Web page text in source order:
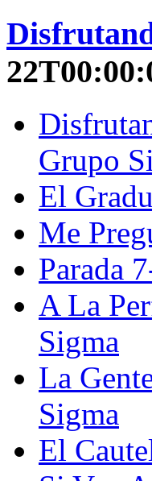
Grupo
El
Me
Parada
A La
Sigma
La
Sigma
El